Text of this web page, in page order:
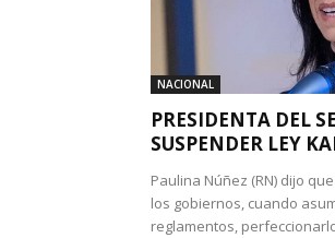
NACIONAL
PRESIDENTA DEL
SUSPENDER LEY
Paulina Núñez (RN) dijo
los gobiernos, cuando
reglamentos,